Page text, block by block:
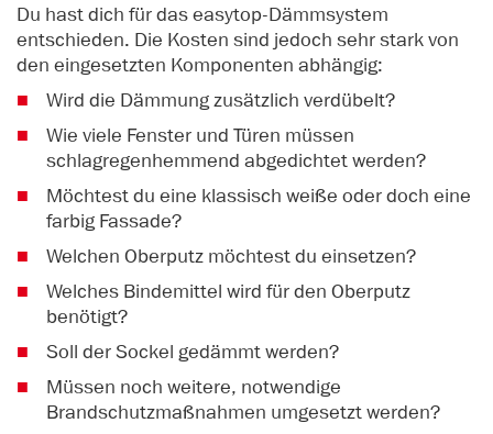
Du hast dich für das easytop-Dämmsystem
entschieden. Die Kosten sind jedoch sehr stark von
den eingesetzten Komponenten abhängig:
Wird die Dämmung zusätzlich verdübelt?
Wie viele Fenster und Türen müssen
schlagregenhemmend abgedichtet werden?
Möchtest du eine klassisch weiße oder doch eine
farbig Fassade?
Welchen Oberputz möchtest du einsetzen?
Welches Bindemittel wird für den Oberputz
benötigt?
Soll der Sockel gedämmt werden?
Müssen noch weitere, notwendige
Brandschutzmaßnahmen umgesetzt werden?